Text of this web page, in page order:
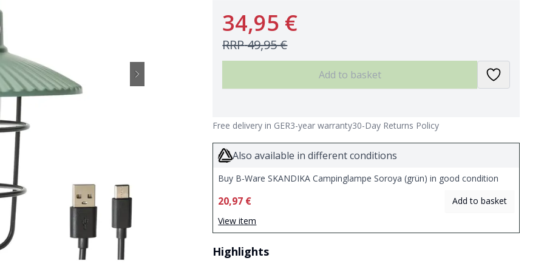
34,95 €
RRP49,95 €
Add to basket
Free delivery in GER3-year warranty30-Day Returns Policy
Also available in different conditions
Buy B-Ware SKANDIKA Campinglampe Soroya (grün) in good condition
20,97 €
Add to basket
View item
Highlights